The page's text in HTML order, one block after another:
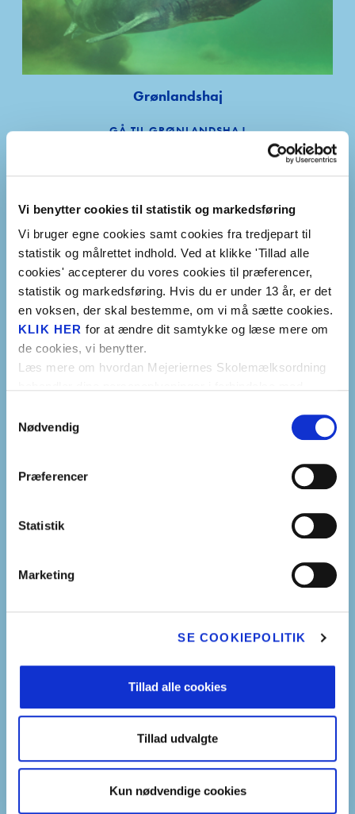
Vi benytter cookies til statistik og markedsføring
Vi bruger egne cookies samt cookies fra tredjepart til
statistik og målrettet indhold. Ved at klikke 'Tillad alle
cookies' accepterer du vores cookies til præferencer,
statistik og markedsføring. Hvis du er under 13 år, er det
en voksen, der skal bestemme, om vi må sætte cookies.
KLIK HER for at ændre dit samtykke og læse mere om
de cookies, vi benytter.
Læs mere om hvordan Mejeriernes Skolemælksordning
Nødvendig
Præferencer
Statistik
Marketing
SE COOKIEPOLITIK
Tillad alle cookies
Tillad udvalgte
Kun nødvendige cookies
RO-
Fantasi
ABC
Forårets
Lær om
Den
Rekord i
Lær om
Mission
Slip
Årets
Seminar:
Grønlandshaj
GÅ TIL GRØNLANDSHAJ
Blåhval
Ismåge
GÅ TIL ISMÅGE